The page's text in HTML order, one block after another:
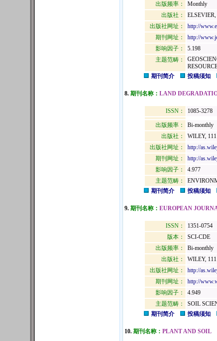
出版频率：
Monthly
出版社：
出版社网址：
http://
期刊网址：
http://
影响因子：
5.198
主题范畴：
期刊简介
投稿须知
8. 期刊名称： LAND
ISSN： 1085-3278
出版频率：
Bi-monthly
出版社：
WILEY,
出版社网址：
http://
期刊网址：
http://
影响因子：
4.977
主题范畴：
期刊简介
投稿须知
9. 期刊名称： EUROPEAN
ISSN：
1351-0754
版本：
SCI-CDE
出版频率：
Bi-monthly
出版社：
WILEY,
出版社网址：
http://
期刊网址：
http://
影响因子：
4.949
主题范畴：
SOIL
期刊简介
投稿须知
10. 期刊名称： PLANT AND SOIL